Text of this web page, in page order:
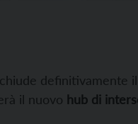
chiude definitivamente il
il nuovo hub di